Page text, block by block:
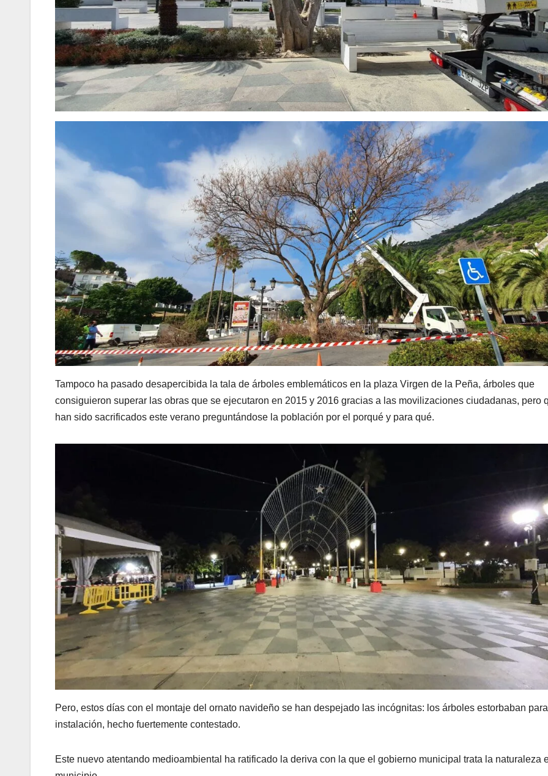
Tampoco ha pasado desapercibida la tala de árboles emblemáticos en la plaza Virgen de la Peña, árboles que
consiguieron superar las obras que se ejecutaron en 2015 y 2016 gracias a las movilizaciones ciudadanas, pero
han sido sacrificados este verano preguntándose la población por el porqué y para qué.
Pero, estos días con el montaje del ornato navideño se han despejado las incógnitas: los árboles estorbaban
instalación, hecho fuertemente contestado.
Este nuevo atentando medioambiental ha ratificado la deriva con la que el gobierno municipal trata la naturaleza